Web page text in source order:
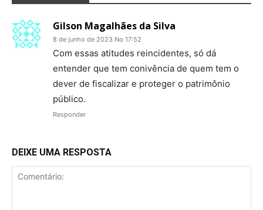
Gilson Magalhães da Silva
8 de junho de 2023 No 17:52
Com essas atitudes reincidentes, só dá
entender que tem conivência de quem tem o
dever de fiscalizar e proteger o patrimônio
público.
Responder
DEIXE UMA RESPOSTA